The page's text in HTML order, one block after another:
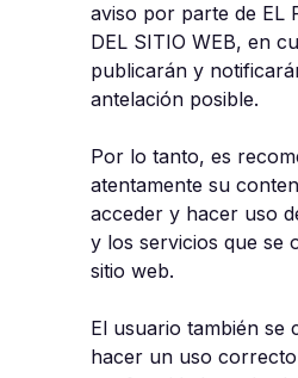
aviso por parte de EL
DEL SITIO WEB, en
publicarán y
antelación posible.
Por lo tanto, es
atentamente su
acceder y hacer uso
y los servicios que se
sitio web.
El usuario también se
hacer un uso